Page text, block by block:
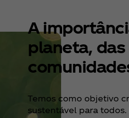
A
planeta,
Temos como objetivo
sustentável para todos.